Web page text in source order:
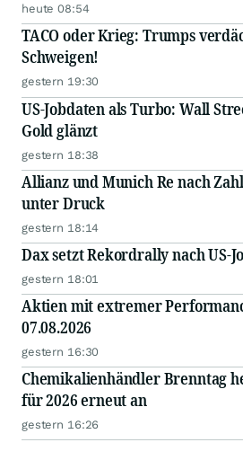
heute 08:54
TACO oder Krieg: Trumps
Schweigen!
gestern 19:30
US-Jobdaten als Turbo: Wall
Gold glänzt
gestern 18:38
Allianz und Munich Re nach
unter Druck
gestern 18:14
Dax setzt Rekordrally nach US-
gestern 18:01
Aktien mit extremer
07.08.2026
gestern 16:30
Chemikalienhändler Brenntag
für 2026 erneut an
gestern 16:26